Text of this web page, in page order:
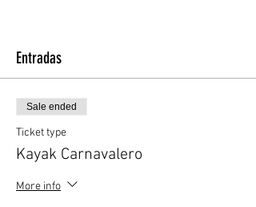
excusa para pasar un rato agradable,
El horario es desde las --- horas.
*Necesario reservar y confirmar plaza
adquiriendo el ticket por aquí.
Entradas
Sale ended
Ticket type
Kayak Carnavalero
More info